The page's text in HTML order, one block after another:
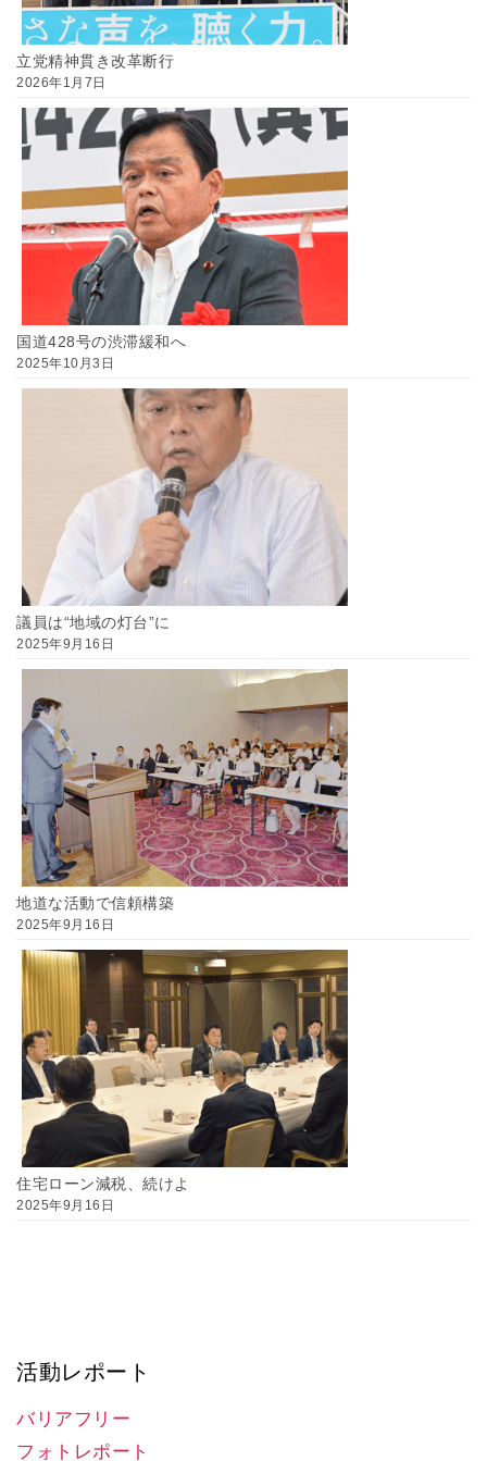
立党精神貫き改革断行
2026年1月7日
国道428号の渋滞緩和へ
2025年10月3日
議員は“地域の灯台”に
2025年9月16日
地道な活動で信頼構築
2025年9月16日
住宅ローン減税、続けよ
2025年9月16日
活動レポート
バリアフリー
フォトレポート